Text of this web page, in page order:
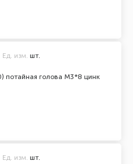
голова М3*8 цинк
Ед. изм. шт.
Ед. изм. шт.